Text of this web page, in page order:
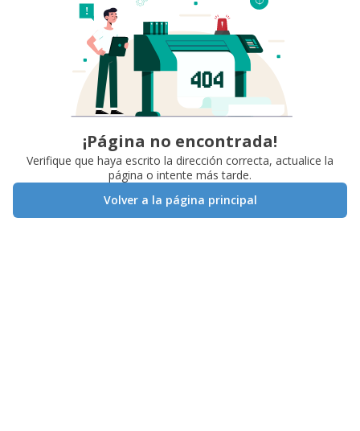
¡Página no encontrada!
Verifique que haya escrito la dirección correcta, actualice la
página o intente más tarde.